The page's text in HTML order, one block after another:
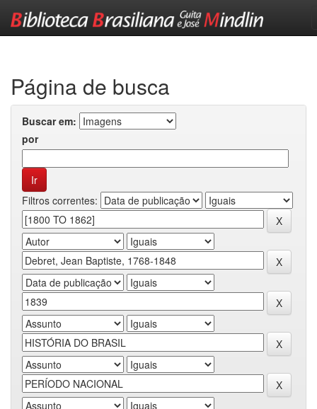
Página de busca
Buscar em:
por
Filtros correntes: